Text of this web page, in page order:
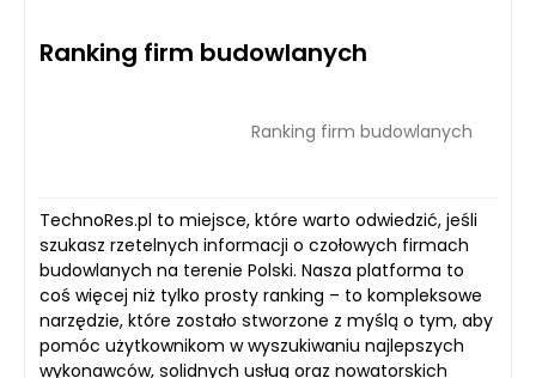
Ranking firm budowlanych
Ranking firm budowlanych
TechnoRes.pl to miejsce, które warto odwiedzić, jeśli
szukasz rzetelnych informacji o czołowych firmach
budowlanych na terenie Polski. Nasza platforma to
coś więcej niż tylko prosty ranking – to kompleksowe
narzędzie, które zostało stworzone z myślą o tym, aby
pomóc użytkownikom w wyszukiwaniu najlepszych
wykonawców, solidnych usług oraz nowatorskich